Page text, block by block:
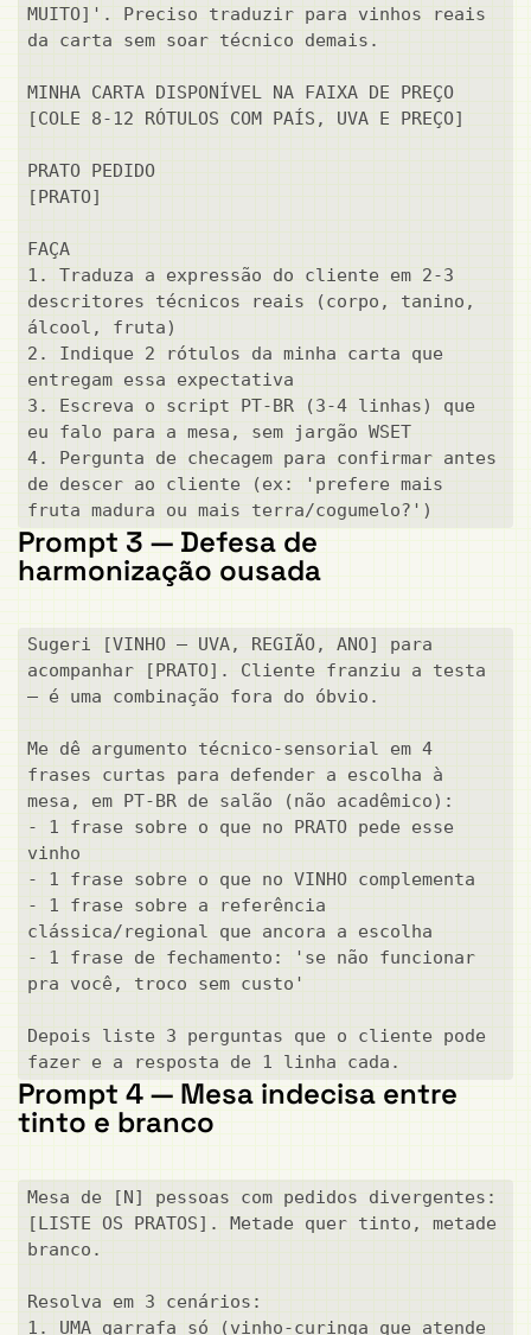
MUITO]'. Preciso traduzir para vinhos reais
da carta sem soar técnico demais.
MINHA CARTA DISPONÍVEL NA FAIXA DE PREÇO
[COLE 8-12 RÓTULOS COM PAÍS, UVA E PREÇO]
PRATO PEDIDO
[PRATO]
FAÇA
1. Traduza a expressão do cliente em 2-3
descritores técnicos reais (corpo, tanino,
álcool, fruta)
2. Indique 2 rótulos da minha carta que
entregam essa expectativa
3. Escreva o script PT-BR (3-4 linhas) que
eu falo para a mesa, sem jargão WSET
4. Pergunta de checagem para confirmar antes
de descer ao cliente (ex: 'prefere mais
fruta madura ou mais terra/cogumelo?')
Prompt 3 — Defesa de
harmonização ousada
Sugeri [VINHO — UVA, REGIÃO, ANO] para
acompanhar [PRATO]. Cliente franziu a testa
— é uma combinação fora do óbvio.
Me dê argumento técnico-sensorial em 4
frases curtas para defender a escolha à
mesa, em PT-BR de salão (não acadêmico):
- 1 frase sobre o que no PRATO pede esse
vinho
- 1 frase sobre o que no VINHO complementa
- 1 frase sobre a referência
clássica/regional que ancora a escolha
- 1 frase de fechamento: 'se não funcionar
pra você, troco sem custo'
Depois liste 3 perguntas que o cliente pode
fazer e a resposta de 1 linha cada.
Prompt 4 — Mesa indecisa entre
tinto e branco
Mesa de [N] pessoas com pedidos divergentes:
[LISTE OS PRATOS]. Metade quer tinto, metade
branco.
Resolva em 3 cenários:
1. UMA garrafa só (vinho-curinga que atende